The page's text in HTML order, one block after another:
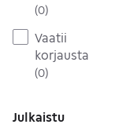
(0)
Vaatii
korjausta
(0)
Julkaistu